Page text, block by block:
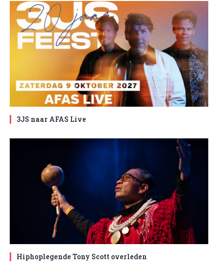
3JS naar AFAS Live
Hiphoplegende Tony Scott overleden